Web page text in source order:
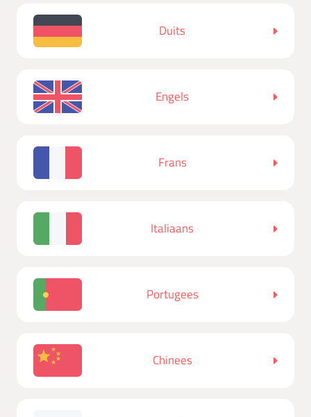
Duits
Engels
Frans
Italiaans
Portugees
Chinees